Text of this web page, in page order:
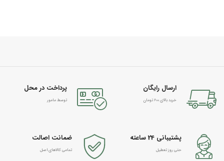
ارسال رایگان
خرید بالای 600 تومان
پرداخت در محل
توسط مامور
پشتیبانی 24 ساعته
حتی روز تعطیل
ضمانت اصالت
تمامی کالاهای اصل